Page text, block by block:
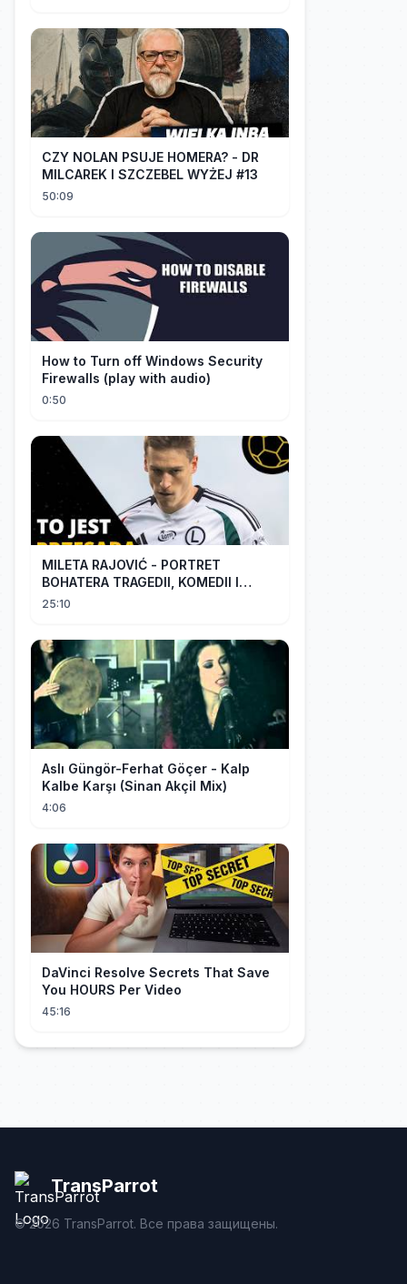
CZY NOLAN PSUJE HOMERA? - DR
MILCAREK I SZCZEBEL WYŻEJ #13
50:09
How to Turn off Windows Security
Firewalls (play with audio)
0:50
MILETA RAJOVIĆ - PORTRET
BOHATERA TRAGEDII, KOMEDII I
DRAMATU
25:10
Aslı Güngör-Ferhat Göçer - Kalp
Kalbe Karşı (Sinan Akçil Mix)
4:06
DaVinci Resolve Secrets That Save
You HOURS Per Video
45:16
TransParrot
©2026 TransParrot. Все права защищены.